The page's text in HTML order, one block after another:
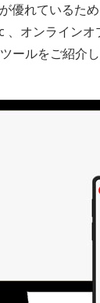
優れているた
、オンライン
ールをご紹介し